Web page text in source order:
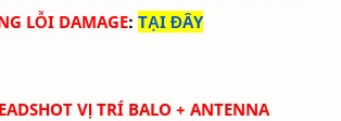
LỖI DAMAGE: TẠI ĐÂY
VỊ TRÍ BALO + ANTENNA